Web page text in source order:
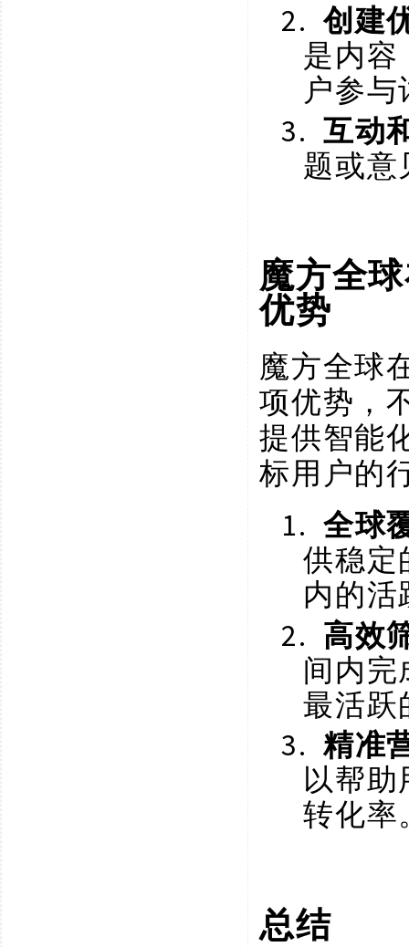
2. 创建
是内容
户参
3. 互动
题或意
魔方全
优势
魔方全球
项优势，
提供智能
标用户的
1. 全球
供稳定
内的活
2. 高效
间内完
最活跃
3. 精准
以帮
转化率
总结